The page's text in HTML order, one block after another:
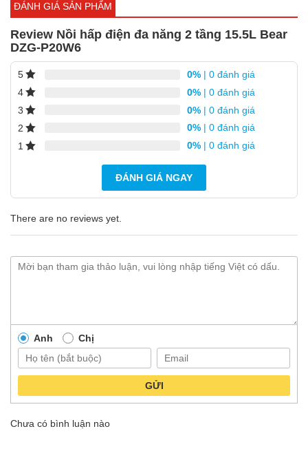
ĐÁNH GIÁ SẢN PHẨM
Review Nồi hấp điện đa năng 2 tầng 15.5L Bear
DZG-P20W6
5 0% | 0 đánh giá
4
0% | 0 đánh giá
3
0% | 0 đánh giá
2
0% | 0 đánh giá
1
0% | 0 đánh giá
ĐÁNH GIÁ NGAY
There are no reviews yet.
Anh Chị
GỬI
Chưa có bình luận nào